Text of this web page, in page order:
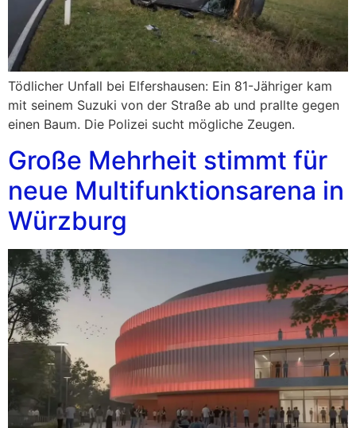
Tödlicher Unfall bei Elfershausen: Ein 81-Jähriger kam
mit seinem Suzuki von der Straße ab und prallte gegen
einen Baum. Die Polizei sucht mögliche Zeugen.
Große Mehrheit stimmt für
neue Multifunktionsarena in
Würzburg